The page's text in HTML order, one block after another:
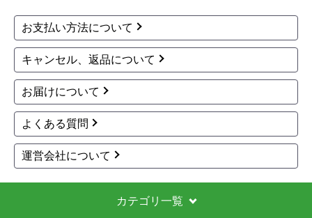
お支払い方法について
キャンセル、返品について
お届けについて
よくある質問
運営会社について
カテゴリ一覧